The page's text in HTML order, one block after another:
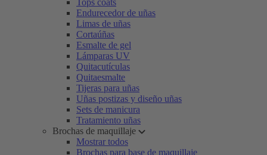
Tops coats
Endurecedor de uñas
Limas de uñas
Cortaúñas
Esmalte de gel
Lámparas UV
Quitacutículas
Quitaesmalte
Tijeras para uñas
Uñas postizas y diseño uñas
Sets de manicura
Tratamiento uñas
Brochas de maquillaje
Mostrar todos
Brochas para base de maquillaje